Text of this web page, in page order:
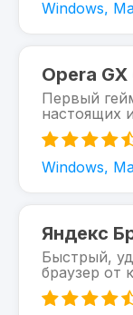
Windows,
Opera
Первый
настоящих
Windows,
Яндекс
Быстрый,
браузер от